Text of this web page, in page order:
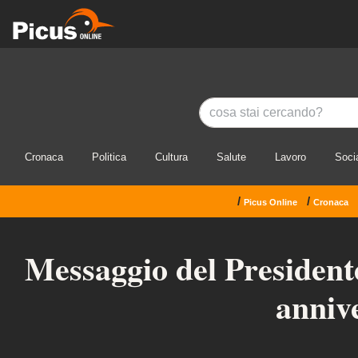
Cronaca Politica Cultura Salute Lavoro
/ Picus Online / Cronaca
Messaggio del